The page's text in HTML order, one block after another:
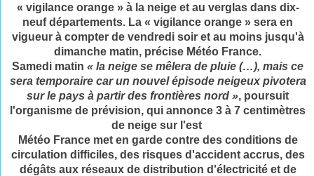
« vigilance orange» à la neige et au verglas dans dix-
neuf départements. La « vigilance orange » sera en
vigueur à compterde vendredi soir et au moins jusqu'à
dimanche matin, précise Météo France.
Samedi matin « la neige se mêlera de pluie (…), mais ce
sera temporaire car un nouvel épisode neigeux pivotera
sur le pays à partir des frontières nord », poursuit
l'organisme de prévision, qui annonce 3 à 7 centimètres
de neige sur l'est
Météo France met en garde contre des conditions de
circulation difficiles, des risques d'accident accrus, des
dégâts aux réseaux de distribution d'électricité et de